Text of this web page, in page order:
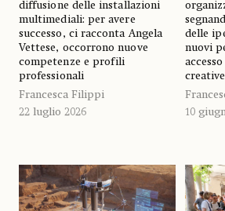
diffusione delle installazioni
multimediali: per avere
successo, ci racconta Angela
Vettese, occorrono nuove
competenze e profili
professionali
Francesca Filippi
22 luglio 2026
delle
nuovi
creative
10